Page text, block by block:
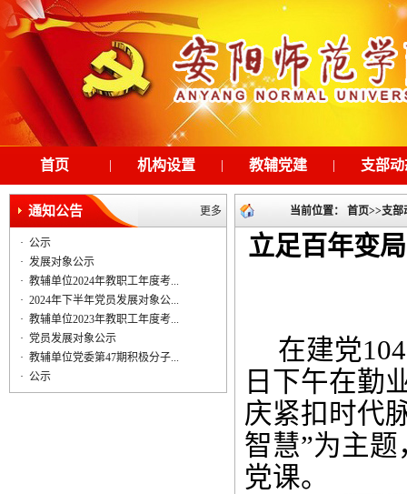
首页 | 机构设置 | 教辅党建 | 支部
更多
通知公告
· 公示
· 发展对象公示
· 教辅单位2024年教职工年度考...
· 2024年下半年党员发展对象公...
· 教辅单位2023年教职工年度考...
· 党员发展对象公示
· 教辅单位党委第47期积极分子...
· 公示
当前位置： 首页>>支部
立足百年变
在建党104
日下午在勤
庆紧扣时代
智慧”为主
党课。